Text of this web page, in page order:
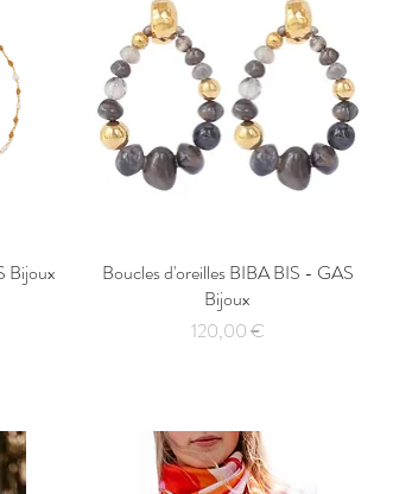
Bijoux
Aperçu rapide
Boucles d'oreilles BIBA BIS - GAS
Bijoux
Prix
120,00 €